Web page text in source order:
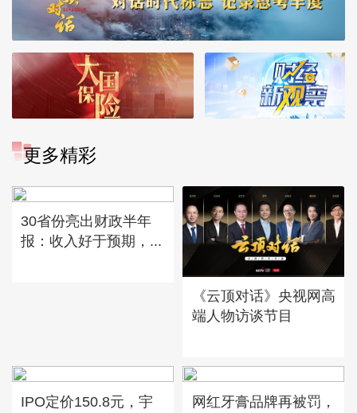
更多精彩
30省份亮出财政半年
报：收入好于预期，...
《云顶对话》央视网高
端人物访谈节目
IPO定价150.8元，宇
网红牙膏品牌再被罚，